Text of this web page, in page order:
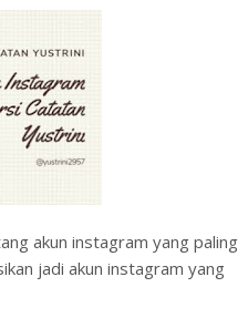
akun instagram yang paling
jadi akun instagram yang